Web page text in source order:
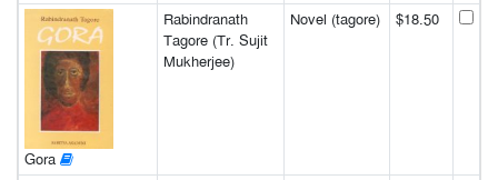
Gora
Rabindranath
Tagore (Tr. Sujit
Mukherjee)
Novel (tagore) $18.50